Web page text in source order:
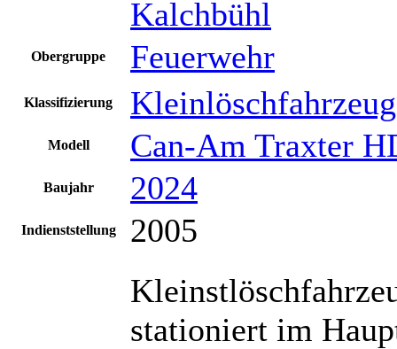
Kalchbühl
Obergruppe Feuerwehr
Klassifizierung Kleinlöschfahrzeug
Modell Can-Am Traxter
Baujahr 2024
Indienststellung
2005
stationiert im